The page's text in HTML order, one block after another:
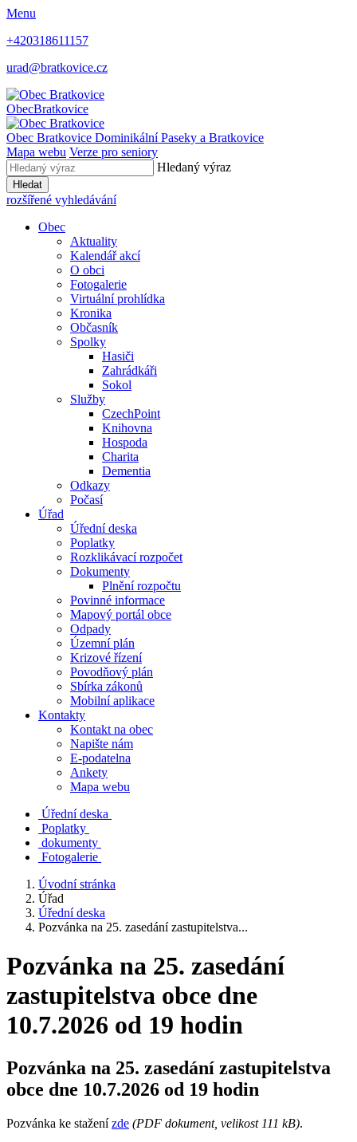
Menu
+420318611157
urad@bratkovice.cz
ObecBratkovice
Obec Bratkovice Dominikální Paseky a Bratkovice
Mapa webu Verze pro seniory
Hledaný výraz
Hledat
rozšířené vyhledávání
Obec
Aktuality
Kalendář akcí
O obci
Fotogalerie
Virtuální prohlídka
Kronika
Občasník
Spolky
Hasiči
Zahrádkáři
Sokol
Služby
CzechPoint
Knihovna
Hospoda
Charita
Dementia
Odkazy
Počasí
Úřad
Úřední deska
Poplatky
Rozklikávací rozpočet
Dokumenty
Plnění rozpočtu
Povinné informace
Mapový portál obce
Odpady
Územní plán
Krizové řízení
Povodňový plán
Sbírka zákonů
Mobilní aplikace
Kontakty
Kontakt na obec
Napište nám
E-podatelna
Ankety
Mapa webu
Úřední deska
Poplatky
dokumenty
Fotogalerie
Úvodní stránka
Úřad
Úřední deska
Pozvánka na 25. zasedání zastupitelstva...
Pozvánka na 25. zasedání
zastupitelstva obce dne
10.7.2026 od 19 hodin
Pozvánka na 25. zasedání zastupitelstva
obce dne 10.7.2026 od 19 hodin
Pozvánka ke staženízde (PDF dokument, velikost 111 kB).